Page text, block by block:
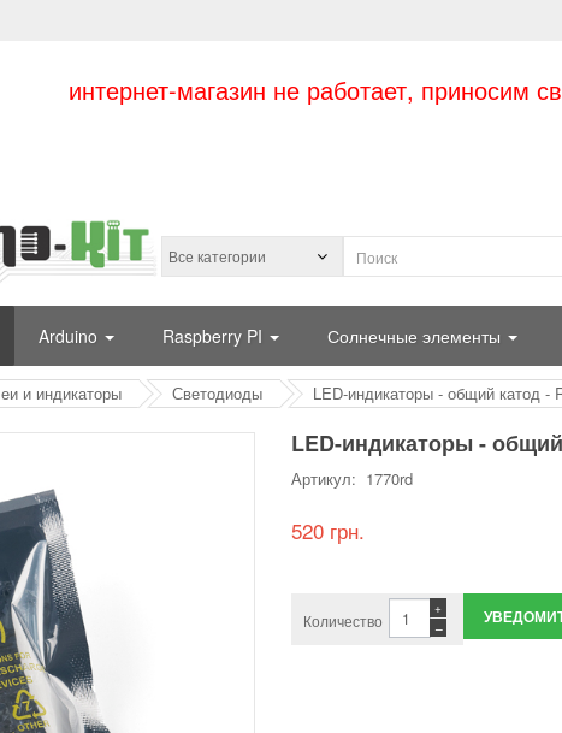
интернет-магазин не работает, приносим
Arduino Raspberry PI Солнечные элементы
и индикаторы Светодиоды LED-индикаторы - общий катод -
LED-индикаторы -
Артикул: 1770rd
520 грн.
Количество −
+